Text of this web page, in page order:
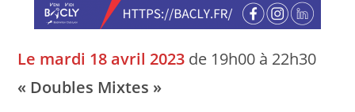
Le mardi 18 avril 2023 de 19h00 à 22h30
« Doubles Mixtes »